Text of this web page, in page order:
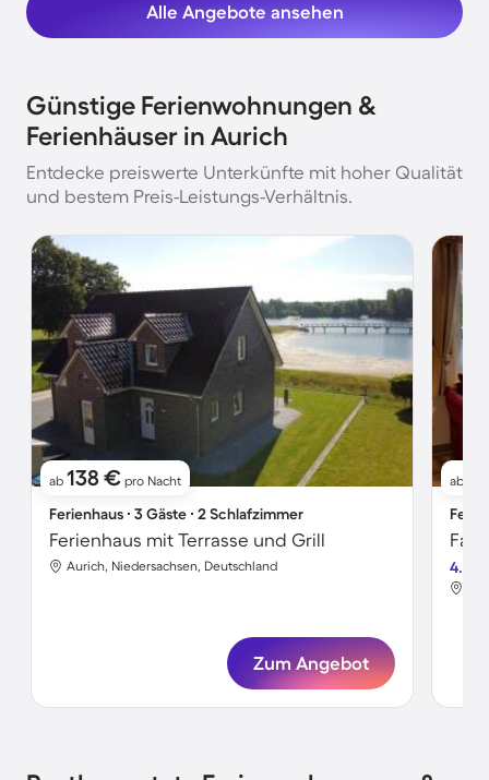
Alle Angebote ansehen
Günstige Ferienwohnungen &
Ferienhäuser in Aurich
Entdecke preiswerte Unterkünfte mit hoher Qualität
und bestem Preis-Leistungs-Verhältnis.
ab 138 € pro Nacht
Ferienhaus ∙ 3 Gäste ∙ 2 Schlafzimmer
Ferienhaus mit Terrasse und Grill
Aurich, Niedersachsen, Deutschland
Zum Angebot
ab
4.4